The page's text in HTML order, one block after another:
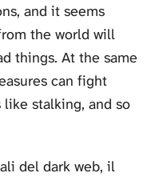
and it seems
the world will
things. At the same
can fight
stalking, and so
del dark web, il